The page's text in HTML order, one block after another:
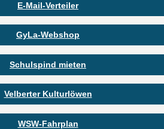
E-Mail-Verteiler
GyLa-Webshop
Schulspind mieten
Velberter Kulturlöwen
WSW-Fahrplan